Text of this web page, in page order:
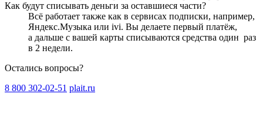
Как будут списывать деньги за оставшиеся части?
Всё работает также как в сервисах подписки, например,
Яндекс.Музыка или ivi. Вы делаете первый платёж,
а дальше с вашей карты списываются средства один раз
в 2 недели.
Остались вопросы?
8 800 302-02-51 plait.ru